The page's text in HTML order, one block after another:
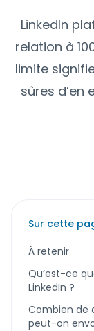
LinkedIn
relation à
limite
sûres d’en
Sur cette
À retenir
Qu’est-ce
LinkedIn ?
Combien de
peut-on